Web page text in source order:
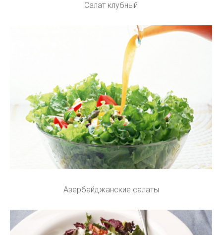
Салат клубный
Азербайджанские салаты